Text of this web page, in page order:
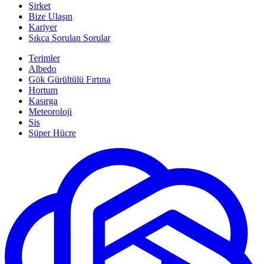
Şirket
Bize Ulaşın
Kariyer
Sıkça Sorulan Sorular
Terimler
Albedo
Gök Gürültülü Fırtına
Hortum
Kasırga
Meteoroloji
Sis
Süper Hücre